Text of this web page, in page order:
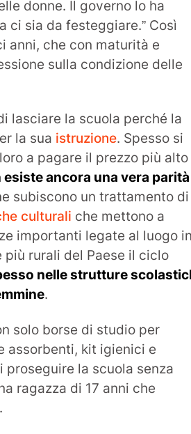
donne. Il governo lo ha
ci sia da festeggiare.” Così
anni, che con maturità e
sulla condizione delle
lasciare la scuola perché la
la sua istruzione. Spesso si
a pagare il prezzo più alto
esiste ancora una vera parità
subiscono un trattamento di
culturali che mettono a
importanti legate al luogo in
più rurali del Paese il ciclo
nelle strutture
.
solo borse di studio per
assorbenti, kit igienici e
la scuola senza
ragazza di 17 anni che